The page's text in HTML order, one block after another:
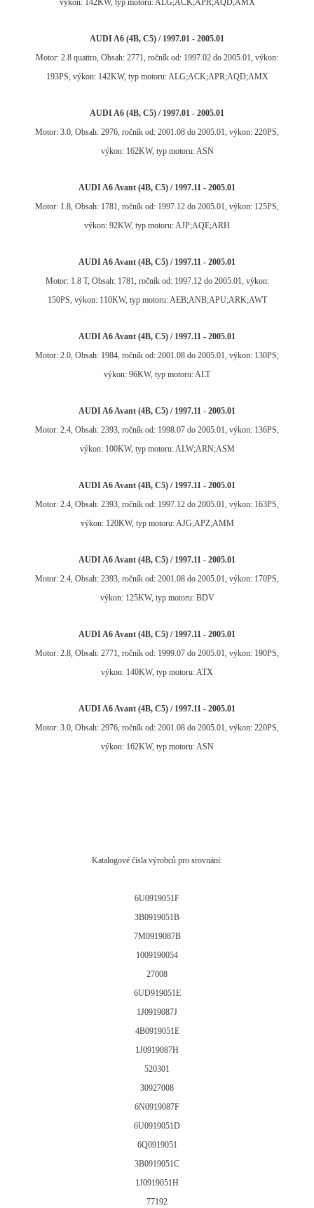
výkon: 142KW, typ motoru: ALG;ACK;APR;AQD;AMX
AUDI A6 (4B, C5) / 1997.01 - 2005.01
Motor: 2.8 quattro, Obsah: 2771, ročník od: 1997.02 do 2005.01, výkon:
193PS, výkon: 142KW, typ motoru: ALG;ACK;APR;AQD;AMX
AUDI A6 (4B, C5) / 1997.01 - 2005.01
Motor: 3.0, Obsah: 2976, ročník od: 2001.08 do 2005.01, výkon: 220PS,
výkon: 162KW, typ motoru: ASN
AUDI A6 Avant (4B, C5) / 1997.11 - 2005.01
Motor: 1.8, Obsah: 1781, ročník od: 1997.12 do 2005.01, výkon: 125PS,
výkon: 92KW, typ motoru: AJP;AQE;ARH
AUDI A6 Avant (4B, C5) / 1997.11 - 2005.01
Motor: 1.8 T, Obsah: 1781, ročník od: 1997.12 do 2005.01, výkon:
150PS, výkon: 110KW, typ motoru: AEB;ANB;APU;ARK;AWT
AUDI A6 Avant (4B, C5) / 1997.11 - 2005.01
Motor: 2.0, Obsah: 1984, ročník od: 2001.08 do 2005.01, výkon: 130PS,
výkon: 96KW, typ motoru: ALT
AUDI A6 Avant (4B, C5) / 1997.11 - 2005.01
Motor: 2.4, Obsah: 2393, ročník od: 1998.07 do 2005.01, výkon: 136PS,
výkon: 100KW, typ motoru: ALW;ARN;ASM
AUDI A6 Avant (4B, C5) / 1997.11 - 2005.01
Motor: 2.4, Obsah: 2393, ročník od: 1997.12 do 2005.01, výkon: 163PS,
výkon: 120KW, typ motoru: AJG;APZ;AMM
AUDI A6 Avant (4B, C5) / 1997.11 - 2005.01
Motor: 2.4, Obsah: 2393, ročník od: 2001.08 do 2005.01, výkon: 170PS,
výkon: 125KW, typ motoru: BDV
AUDI A6 Avant (4B, C5) / 1997.11 - 2005.01
Motor: 2.8, Obsah: 2771, ročník od: 1999.07 do 2005.01, výkon: 190PS,
výkon: 140KW, typ motoru: ATX
AUDI A6 Avant (4B, C5) / 1997.11 - 2005.01
Motor: 3.0, Obsah: 2976, ročník od: 2001.08 do 2005.01, výkon: 220PS,
výkon: 162KW, typ motoru: ASN
Katalogové čísla výrobců pro srovnání:
6U0919051F
3B0919051B
7M0919087B
1009190054
27008
6UD919051E
1J0919087J
4B0919051E
1J0919087H
520301
30927008
6N0919087F
6U0919051D
6Q0919051
3B0919051C
1J0919051H
77192